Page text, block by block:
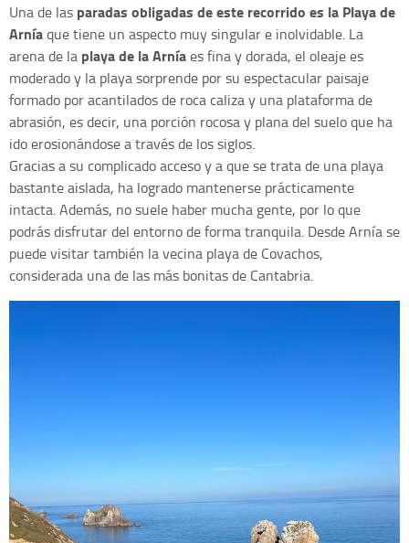
Una de las paradas obligadas de este recorrido es la Playa de
Arníaque tiene un aspecto muy singular e inolvidable. La
arena de la playa de la Arníaes fina y dorada, el oleaje es
moderado y la playa sorprende por su espectacular paisaje
formado por acantilados de roca caliza y una plataforma de
abrasión, es decir, una porción rocosa y plana del suelo que ha
ido erosionándose a través de los siglos.
Gracias a su complicado acceso y a que se trata de una playa
bastante aislada, ha logrado mantenerse prácticamente
intacta. Además, no suele haber mucha gente, por lo que
podrás disfrutar del entorno de forma tranquila. Desde Arnía se
puede visitar también la vecina playa de Covachos,
considerada una de las más bonitas de Cantabria.